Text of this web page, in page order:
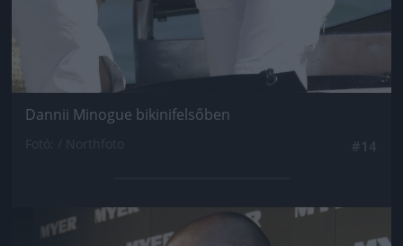
Dannii Minogue bikinifelsőben
Jön még kép!